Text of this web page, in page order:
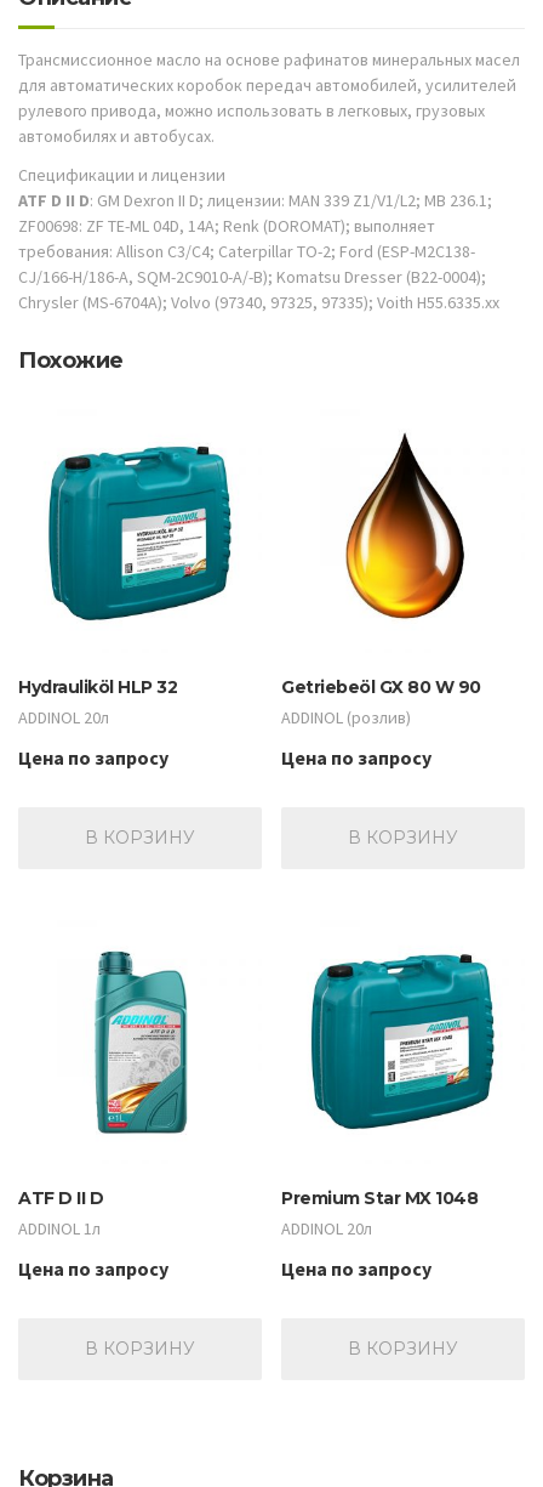
Трансмиссионное масло на основе рафинатов минеральных масел
для автоматических коробок передач автомобилей, усилителей
рулевого привода, можно использовать в легковых, грузовых
автомобилях и автобусах.
Спецификации и лицензии
ATF D II D: GM Dexron II D; лицензии: MAN 339 Z1/V1/L2; MB 236.1;
ZF00698: ZF TE-ML 04D, 14A; Renk (DOROMAT); выполняет
требования: Allison C3/C4; Caterpillar TO-2; Ford (ESP-M2C138-
CJ/166-H/186-A, SQM-2C9010-A/-B); Komatsu Dresser (B22-0004);
Chrysler (MS-6704A); Volvo (97340, 97325, 97335); Voith H55.6335.xx
Похожие
Hydrauliköl HLP 32
ADDINOL 20л
Цена по запросу
В КОРЗИНУ
Getriebeöl GX 80 W 90
ADDINOL (розлив)
Цена по запросу
В КОРЗИНУ
ATF D II D
ADDINOL 1л
Цена по запросу
В КОРЗИНУ
Premium Star MX 1048
ADDINOL 20л
Цена по запросу
В КОРЗИНУ
Корзина